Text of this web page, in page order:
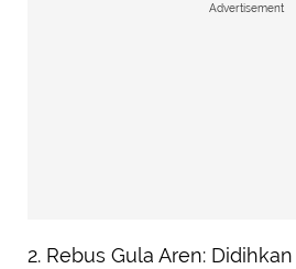
Advertisement
2. Rebus Gula Aren: